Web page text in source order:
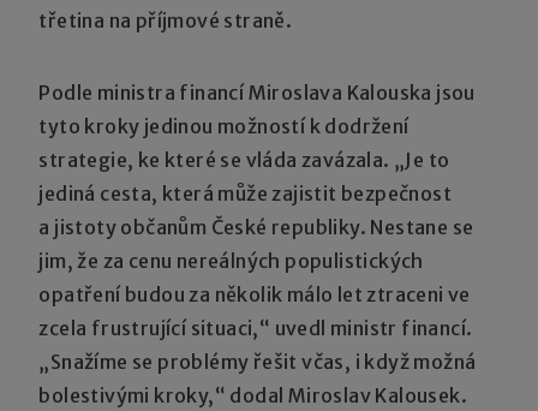
třetina na příjmové straně.
Podle ministra financí Miroslava Kalouska jsou
tyto kroky jedinou možností k dodržení
strategie, ke které se vláda zavázala. „Je to
jediná cesta, která může zajistit bezpečnost
a jistoty občanům České republiky. Nestane se
jim, že za cenu nereálných populistických
opatření budou za několik málo let ztraceni ve
zcela frustrující situaci,“ uvedl ministr financí.
„Snažíme se problémy řešit včas, i když možná
bolestivými kroky,“ dodal Miroslav Kalousek.